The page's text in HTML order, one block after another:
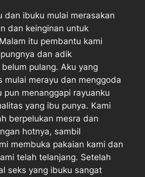
dan ibuku mulai merasakan
dan keinginan untuk
itu pembantu kami
dan adik
pulang. Aku yang
mulai merayu dan menggoda
pun menanggapi rayuanku
yang ibu punya. Kami
berpelukan mesra dan
hotnya, sambil
membuka pakaian kami dan
telah telanjang. Setelah
seks yang ibuku sangat